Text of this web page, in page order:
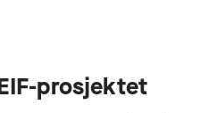
prosjektet